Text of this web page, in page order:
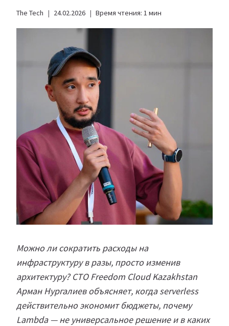
The Tech 24.02.2026 Время чтения: 1 мин
Можно ли сократить расходы на
инфраструктуру в разы, просто изменив
архитектуру? CTO Freedom Cloud Kazakhstan
Арман Нургалиев объясняет, когда serverless
действительно экономит бюджеты, почему
Lambda — не универсальное решение и в каких